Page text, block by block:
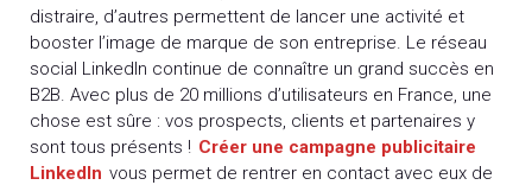
distraire, d’autres permettent de lancer une activité et
booster l’image de marque de son entreprise. Le réseau
social LinkedIn continue de connaître un grand succès en
B2B. Avec plus de 20 millions d’utilisateurs en France, une
chose est sûre : vos prospects, clients et partenaires y
sont tous présents ! Créer une campagne publicitaire
LinkedIn vous permet de rentrer en contact avec eux de